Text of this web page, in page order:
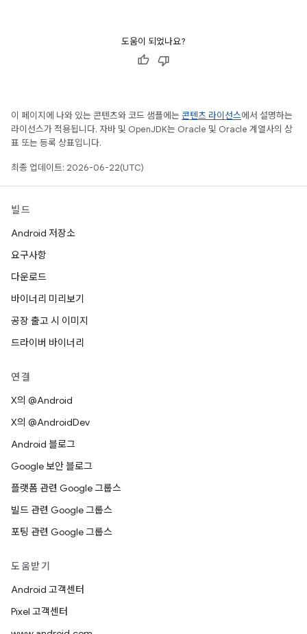
도움이 되었나요?
이 페이지에 나와 있는 콘텐츠와 코드 샘플에는 콘텐츠 라이선스에서 설명하는
라이선스가 적용됩니다. 자바 및 OpenJDK는 Oracle 및 Oracle 계열사의 상
표 또는 등록 상표입니다.
최종 업데이트: 2026-06-22(UTC)
빌드
Android 저장소
요구사항
다운로드
바이너리 미리보기
공장 출고 시 이미지
드라이버 바이너리
연결
X의 @Android
X의 @AndroidDev
Android 블로그
Google 보안 블로그
플랫폼 관련 Google 그룹스
빌드 관련 Google 그룹스
포팅 관련 Google 그룹스
도움받기
Android 고객센터
Pixel 고객센터